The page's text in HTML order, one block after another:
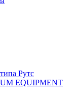
Рутс
EQUIPMENT